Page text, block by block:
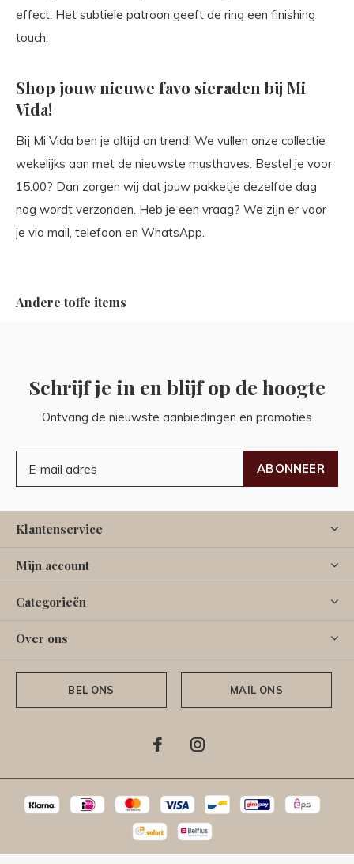
effect. Het subtiele patroon geeft de ring een finishing
touch.
Shop jouw nieuwe favo sieraden bij Mi
Vida!
Bij Mi Vida ben je altijd on trend! We vullen onze collectie
wekelijks aan met de nieuwste musthaves. Bestel je voor
15:00? Dan zorgen wij dat jouw pakketje dezelfde dag
nog wordt verzonden. Heb je een vraag? We zijn er voor
je via mail, telefoon en WhatsApp.
Andere toffe items
Schrijf je in en blijf op de hoogte
Ontvang de nieuwste aanbiedingen en promoties
ABONNEER
Klantenservice
Mijn account
Categorieën
Over ons
BEL ONS MAIL ONS